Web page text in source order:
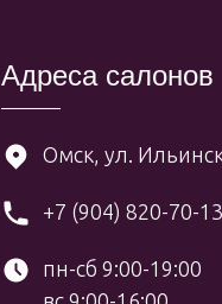
Адреса салонов
+7 (904) 820-70-13
пн-сб 9:00-19:00
Омск, ул.